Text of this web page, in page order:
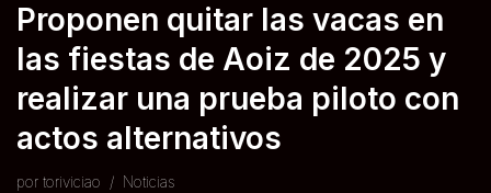
Proponen quitar las vacas en
las fiestas de Aoiz de 2025 y
realizar una prueba piloto con
actos alternativos
por toriviciao Noticias